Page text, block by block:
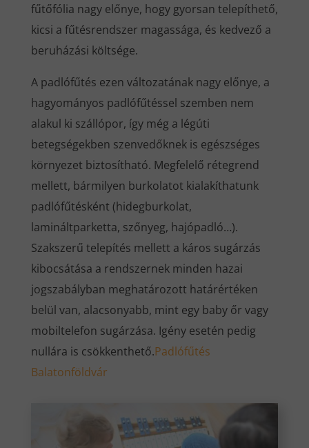
fűtőfólia nagy előnye, hogy gyorsan telepíthető,
kicsi a fűtésrendszer magassága, és kedvező a
beruházási költsége.
A padlófűtés ezen változatának nagy előnye, a
hagyományos padlófűtéssel szemben nem
alakul ki szállópor, így még a légúti
betegségekben szenvedőknek is egészséges
környezet biztosítható. Megfelelő rétegrend
mellett, bármilyen burkolatot kialakíthatunk
padlófűtésként (hidegburkolat,
lamináltparketta, szőnyeg, hajópadló…).
Szakszerű telepítés mellett a káros sugárzás
kibocsátása a rendszernek minden hazai
jogszabályban meghatározott határértéken
belül van, alacsonyabb, mint egy baby őr vagy
mobiltelefon sugárzása. Igény esetén pedig
nullára is csökkenthető.Padlófűtés
Balatonföldvár